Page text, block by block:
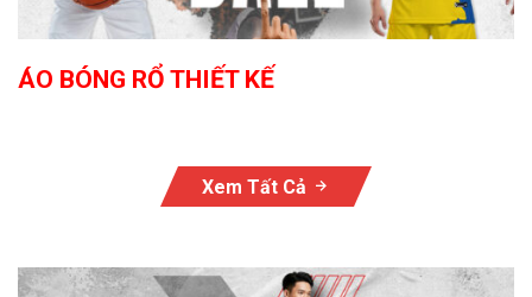
ÁO BÓNG RỔ THIẾT KẾ
Xem Tất Cả